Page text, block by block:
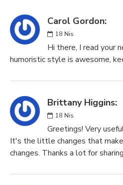
Carol Gordon:
18 Nis
Hi there, I read your
humoristic style is awesome,
Brittany Higgins:
18 Nis
Greetings! Very
It's the little changes that
changes. Thanks a lot for